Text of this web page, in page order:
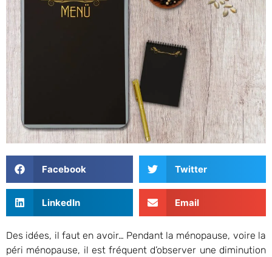
Facebook Twitter
LinkedIn Email
Des idées, il faut en avoir… Pendant la ménopause, voire la
péri ménopause, il est fréquent d’observer une diminution